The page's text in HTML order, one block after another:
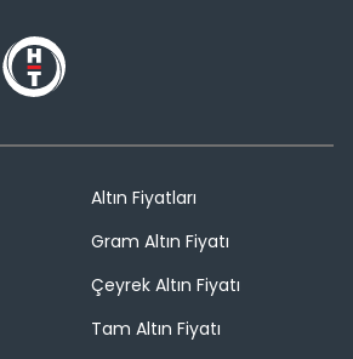
Altın Fiyatları
Gram Altın Fiyatı
Çeyrek Altın Fiyatı
Tam Altın Fiyatı